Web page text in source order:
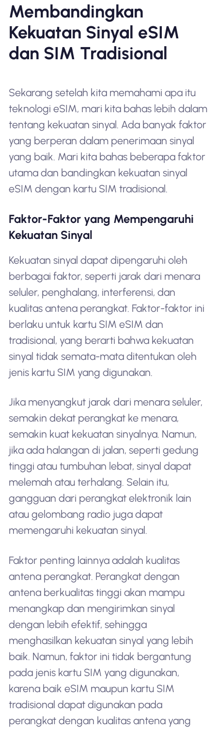
Membandingkan
Kekuatan Sinyal eSIM
dan SIM Tradisional
Sekarang setelah kita memahami apa itu
teknologi eSIM, mari kita bahas lebih dalam
tentang kekuatan sinyal. Ada banyak faktor
yang berperan dalam penerimaan sinyal
yang baik. Mari kita bahas beberapa faktor
utama dan bandingkan kekuatan sinyal
eSIM dengan kartu SIM tradisional.
Faktor-Faktor yang Mempengaruhi
Kekuatan Sinyal
Kekuatan sinyal dapat dipengaruhi oleh
berbagai faktor, seperti jarak dari menara
seluler, penghalang, interferensi, dan
kualitas antena perangkat. Faktor-faktor ini
berlaku untuk kartu SIM eSIM dan
tradisional, yang berarti bahwa kekuatan
sinyal tidak semata-mata ditentukan oleh
jenis kartu SIM yang digunakan.
Jika menyangkut jarak dari menara seluler,
semakin dekat perangkat ke menara,
semakin kuat kekuatan sinyalnya. Namun,
jika ada halangan di jalan, seperti gedung
tinggi atau tumbuhan lebat, sinyal dapat
melemah atau terhalang. Selain itu,
gangguan dari perangkat elektronik lain
atau gelombang radio juga dapat
memengaruhi kekuatan sinyal.
Faktor penting lainnya adalah kualitas
antena perangkat. Perangkat dengan
antena berkualitas tinggi akan mampu
menangkap dan mengirimkan sinyal
dengan lebih efektif, sehingga
menghasilkan kekuatan sinyal yang lebih
baik. Namun, faktor ini tidak bergantung
pada jenis kartu SIM yang digunakan,
karena baik eSIM maupun kartu SIM
tradisional dapat digunakan pada
perangkat dengan kualitas antena yang